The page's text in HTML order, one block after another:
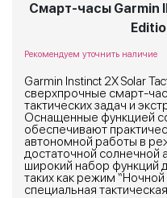
Смарт-часы Garmin
Рекомендуем уточнить наличие
Garmin Instinct 2X Solar
сверхпрочные смарт-
тактических задач и
Оснащенные функцией
обеспечивают
автономной работы в
достаточной солнечной
широкий набор функций
таких как режим
специальная